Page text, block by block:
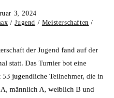
3, 2024
/ Jugend / Meisterschaften /
der Jugend fand auf der
statt. Das Turnier bot eine
jugendliche Teilnehmer, die in
männlich A, weiblich B und